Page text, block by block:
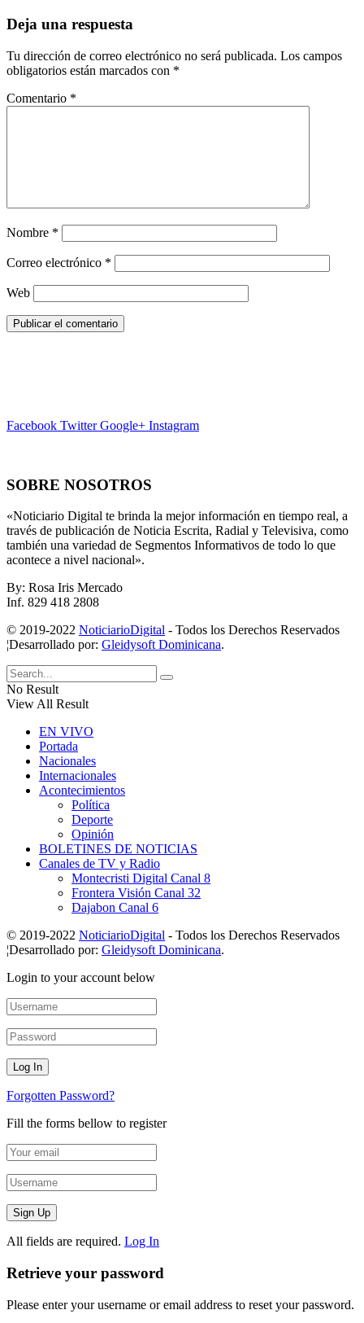
Deja una respuesta
Tu dirección de correo electrónico no será publicada. Los campos
obligatorios están marcados con *
Comentario *
Nombre *
Correo electrónico *
Web
Facebook Twitter Google+ Instagram
SOBRE NOSOTROS
«Noticiario Digital te brinda la mejor información en tiempo real, a
través de publicación de Noticia Escrita, Radial y Televisiva, como
también una variedad de Segmentos Informativos de todo lo que
acontece a nivel nacional».
By: Rosa Iris Mercado
Inf. 829 418 2808
© 2019-2022 NoticiarioDigital - Todos los Derechos Reservados
¦Desarrollado por: Gleidysoft Dominicana.
No Result
View All Result
EN VIVO
Portada
Nacionales
Internacionales
Acontecimientos
Política
Deporte
Opinión
BOLETINES DE NOTICIAS
Canales de TV y Radio
Montecristi Digital Canal 8
Frontera Visión Canal 32
Dajabon Canal 6
© 2019-2022 NoticiarioDigital - Todos los Derechos Reservados
¦Desarrollado por: Gleidysoft Dominicana.
Login to your account below
Forgotten Password?
Fill the forms bellow to register
All fields are required. Log In
Retrieve your password
Please enter your username or email address to reset your password.